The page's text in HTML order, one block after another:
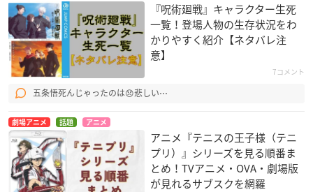
『呪術廻戦』キャラクター生死
一覧！登場人物の生存状況をわ
かりやすく紹介【ネタバレ注
意】
7コメント
五条悟死んじゃったのは😞悲しい⋯
劇場アニメ 話題 アニメ
アニメ『テニスの王子様（テニ
プリ）』シリーズを見る順番ま
とめ！TVアニメ・OVA・劇場版
が見れるサブスクを網羅